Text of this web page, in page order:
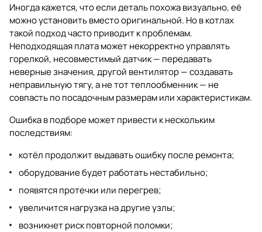
Иногда кажется, что если деталь похожа визуально, её
можно установить вместо оригинальной. Но в котлах
такой подход часто приводит к проблемам.
Неподходящая плата может некорректно управлять
горелкой, несовместимый датчик — передавать
неверные значения, другой вентилятор — создавать
неправильную тягу, а не тот теплообменник — не
совпасть по посадочным размерам или характеристикам.
Ошибка в подборе может привести к нескольким
последствиям:
котёл продолжит выдавать ошибку после ремонта;
оборудование будет работать нестабильно;
появятся протечки или перегрев;
увеличится нагрузка на другие узлы;
возникнет риск повторной поломки;